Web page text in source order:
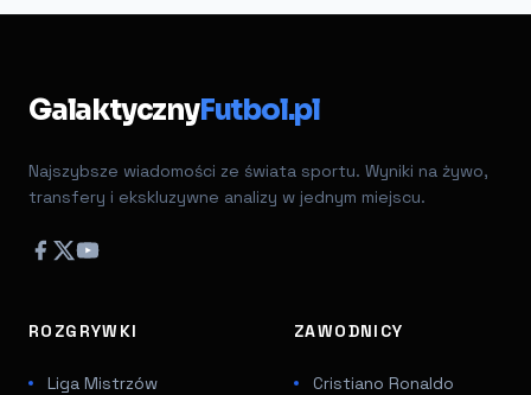
GalaktycznyFutbol.pl
Najszybsze wiadomości ze świata sportu. Wyniki na żywo,
transfery i ekskluzywne analizy w jednym miejscu.
ROZGRYWKI
Liga Mistrzów
ZAWODNICY
Cristiano Ronaldo